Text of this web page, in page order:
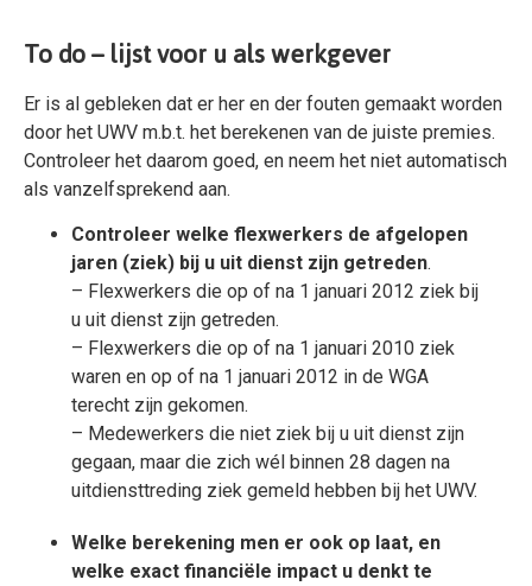
To do – lijst voor u als werkgever
Er is al gebleken dat er her en der fouten gemaakt worden
door het UWV m.b.t. het berekenen van de juiste premies.
Controleer het daarom goed, en neem het niet automatisch
als vanzelfsprekend aan.
Controleer welke flexwerkers de afgelopen
jaren (ziek) bij u uit dienst zijn getreden.
– Flexwerkers die op of na 1 januari 2012 ziek bij
u uit dienst zijn getreden.
– Flexwerkers die op of na 1 januari 2010 ziek
waren en op of na 1 januari 2012 in de WGA
terecht zijn gekomen.
– Medewerkers die niet ziek bij u uit dienst zijn
gegaan, maar die zich wél binnen 28 dagen na
uitdiensttreding ziek gemeld hebben bij het UWV.
Welke berekening men er ook op laat, en
welke exact financiële impact u denkt te